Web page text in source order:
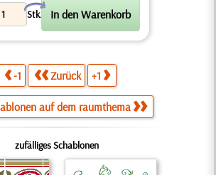
Stk.
X
-1 Zurück +1
auf dem raumthema
zufälliges Schablonen